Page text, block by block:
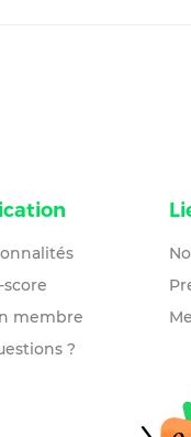
membre
?